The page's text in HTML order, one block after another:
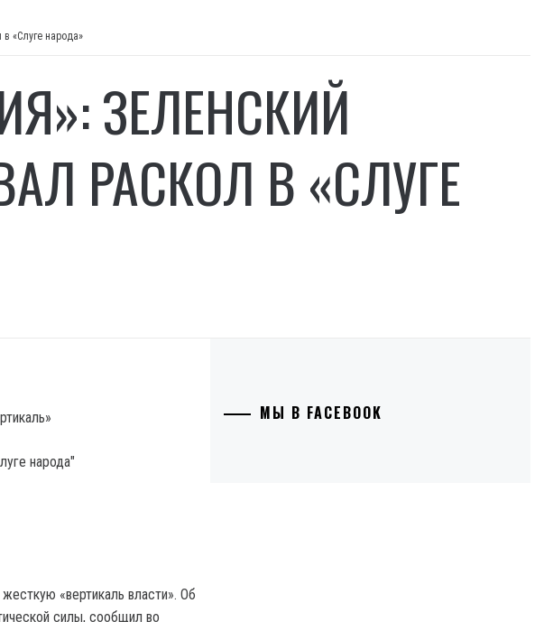
«Слуге народа»
ЗЕЛЕНСКИЙ
РАСКОЛ В «СЛУГЕ
«вертикаль власти». Об
силы, сообщил во
МЫ В FACEBOOK